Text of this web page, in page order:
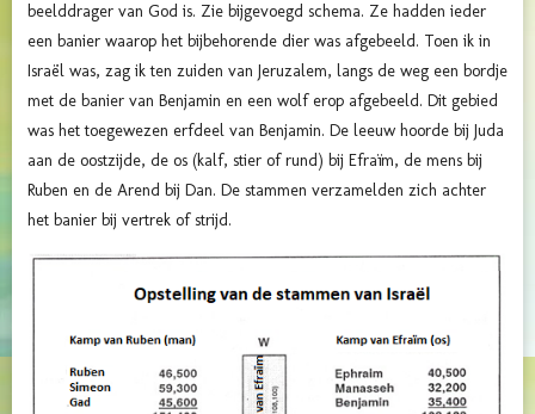
beelddrager van God is. Zie bijgevoegd schema. Ze hadden ieder
een banier waarop het bijbehorende dier was afgebeeld. Toen ik in
Israël was, zag ik ten zuiden van Jeruzalem, langs de weg een bordje
met de banier van Benjamin en een wolf erop afgebeeld. Dit gebied
was het toegewezen erfdeel van Benjamin. De leeuw hoorde bij Juda
aan de oostzijde, de os (kalf, stier of rund) bij Efraïm, de mens bij
Ruben en de Arend bij Dan. De stammen verzamelden zich achter
het banier bij vertrek of strijd.